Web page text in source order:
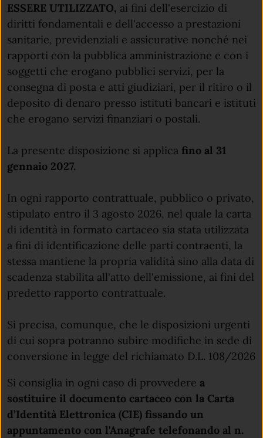
ESSERE UTILIZZATO, ai fini dell'esercizio di
diritti fondamentali e dell'accesso a prestazioni
sanitarie, previdenziali e assicurative nonché nei
rapporti con la pubblica amministrazione e con i
soggetti che erogano pubblici servizi, per la
consegna di posta e atti giudiziari, per il ritiro o il
deposito di denaro presso istituti bancari e istituti
che erogano servizi finanziari o postali.
La presente disposizione si applica fino al 31
gennaio 2027.
In ogni rapporto contrattuale, pubblico o privato,
stipulato entro il 3 agosto 2026, nel quale la carta
di identità in formato cartaceo sia stata utilizzata
a fini di identificazione delle parti contraenti, la
stessa mantiene la propria validità sino alla data di
scadenza stabilita all'atto dell'emissione, ai fini del
predetto rapporto contrattuale.
Si precisa, comunque, che le disposizioni urgenti
di cui sopra potranno subire modifiche in sede di
conversione in legge del richiamato D.L. 108/2026
Si consiglia in ogni caso di provvedere a
sostituire il documento cartaceo con la Carta
d’Identità Elettronica (CIE) fissando un
appuntamento con l'Anagrafe telefonando al n.